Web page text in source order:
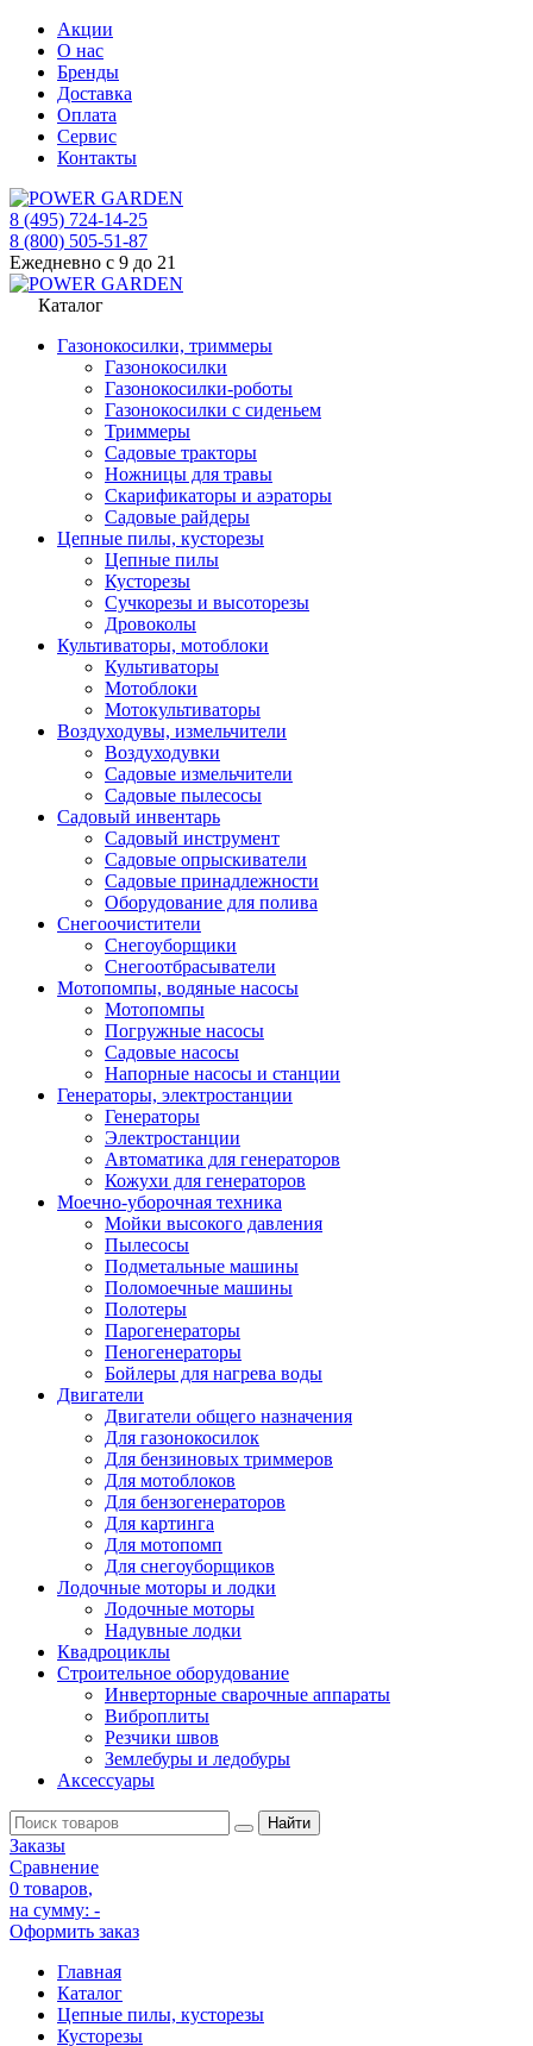
Акции
О нас
Бренды
Доставка
Оплата
Сервис
Контакты
8 (495) 724-14-25
8 (800) 505-51-87
Ежедневно с 9 до 21
Каталог
Газонокосилки, триммеры
Газонокосилки
Газонокосилки-роботы
Газонокосилки с сиденьем
Триммеры
Садовые тракторы
Ножницы для травы
Скарификаторы и аэраторы
Садовые райдеры
Цепные пилы, кусторезы
Цепные пилы
Кусторезы
Сучкорезы и высоторезы
Дровоколы
Культиваторы, мотоблоки
Культиваторы
Мотоблоки
Мотокультиваторы
Воздуходувы, измельчители
Воздуходувки
Садовые измельчители
Садовые пылесосы
Садовый инвентарь
Садовый инструмент
Садовые опрыскиватели
Садовые принадлежности
Оборудование для полива
Снегоочистители
Снегоуборщики
Снегоотбрасыватели
Мотопомпы, водяные насосы
Мотопомпы
Погружные насосы
Садовые насосы
Напорные насосы и станции
Генераторы, электростанции
Генераторы
Электростанции
Автоматика для генераторов
Кожухи для генераторов
Моечно-уборочная техника
Мойки высокого давления
Пылесосы
Подметальные машины
Поломоечные машины
Полотеры
Парогенераторы
Пеногенераторы
Бойлеры для нагрева воды
Двигатели
Двигатели общего назначения
Для газонокосилок
Для бензиновых триммеров
Для мотоблоков
Для бензогенераторов
Для картинга
Для мотопомп
Для снегоуборщиков
Лодочные моторы и лодки
Лодочные моторы
Надувные лодки
Квадроциклы
Строительное оборудование
Инверторные сварочные аппараты
Виброплиты
Резчики швов
Землебуры и ледобуры
Аксессуары
Заказы
Сравнение
0 товаров,
на сумму: -
Оформить заказ
Главная
Каталог
Цепные пилы, кусторезы
Кусторезы